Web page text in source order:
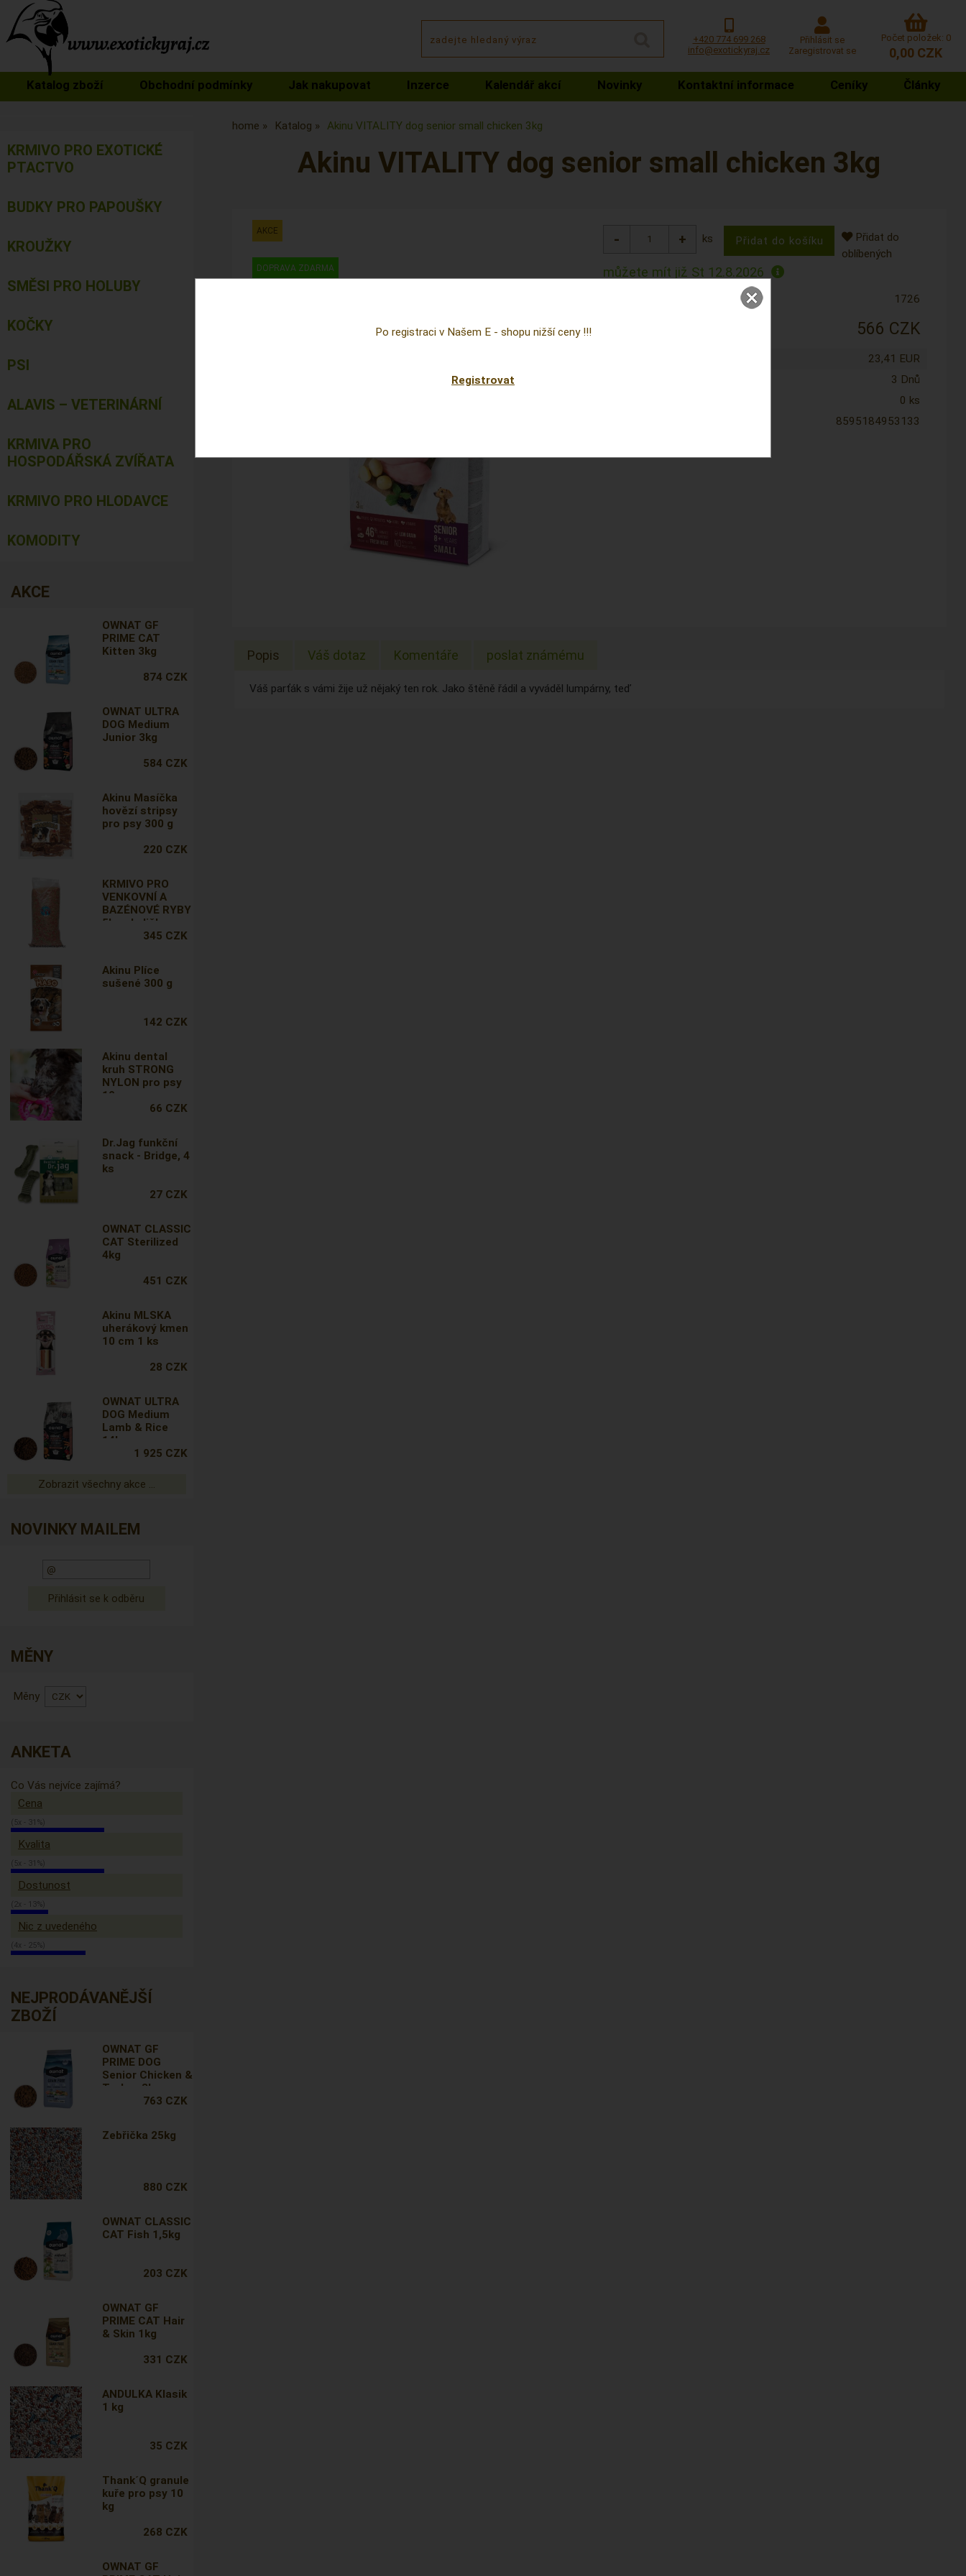
+420 774 699 268
info@exotickyraj.cz
Přihlásit se
Zaregistrovat se
Počet položek: 0
0,00 CZK
Katalog zboží Obchodní podmínky Jak nakupovat Inzerce Kalendář akcí Novinky Kontaktní informace Ceníky Články
home Katalog Akinu VITALITY dog senior small chicken 3kg
Akinu VITALITY dog senior small chicken 3kg
ks
Přidat do
oblíbených
můžete mít již St 12.8.2026
1726
566 CZK
23,41 EUR
3 Dnů
0 ks
8595184953133
Popis Váš dotaz Komentáře poslat známému
Váš parťák s vámi žije už nějaký ten rok. Jako štěně řádil a vyváděl lumpárny, teď
KRMIVO PRO EXOTICKÉ
PTACTVO
BUDKY PRO PAPOUŠKY
KROUŽKY
SMĚSI PRO HOLUBY
KOČKY
PSI
ALAVIS – VETERINÁRNÍ
KRMIVA PRO
HOSPODÁŘSKÁ ZVÍŘATA
KRMIVO PRO HLODAVCE
KOMODITY
AKCE
OWNAT GF
PRIME CAT
Kitten 3kg
874 CZK
OWNAT ULTRA
DOG Medium
Junior 3kg
584 CZK
Akinu Masíčka
hovězí stripsy
pro psy 300 g
220 CZK
KRMIVO PRO
VENKOVNÍ A
BAZÉNOVÉ RYBY
5kg - kuličky
345 CZK
Akinu Plíce
sušené 300 g
142 CZK
Akinu dental
kruh STRONG
NYLON pro psy
10cm
66 CZK
Dr.Jag funkční
snack - Bridge, 4
ks
27 CZK
OWNAT CLASSIC
CAT Sterilized
4kg
451 CZK
Akinu MLSKA
uherákový kmen
10 cm 1 ks
28 CZK
OWNAT ULTRA
DOG Medium
Lamb & Rice
14kg
1 925 CZK
Zobrazit všechny akce ...
NOVINKY MAILEM
MĚNY
Měny
ANKETA
Co Vás nejvíce zajímá?
Cena
(5x - 31%)
Kvalita
(5x - 31%)
Dostunost
(2x - 13%)
Nic z uvedeného
(4x - 25%)
NEJPRODÁVANĚJŠÍ
ZBOŽÍ
OWNAT GF
PRIME DOG
Senior Chicken &
Turkey 3kg
763 CZK
Zebřička 25kg
880 CZK
OWNAT CLASSIC
CAT Fish 1,5kg
203 CZK
OWNAT GF
PRIME CAT Hair
& Skin 1kg
331 CZK
ANDULKA Klasik
1 kg
35 CZK
Thank´Q granule
kuře pro psy 10
kg
268 CZK
OWNAT GF
Po registraci v Našem E - shopu nižší ceny !!!
Registrovat